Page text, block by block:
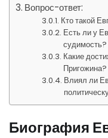
Вопрос-ответ:
Кто такой
Есть ли у
судимость?
Какие
Пригожина?
Влиял ли
Биография